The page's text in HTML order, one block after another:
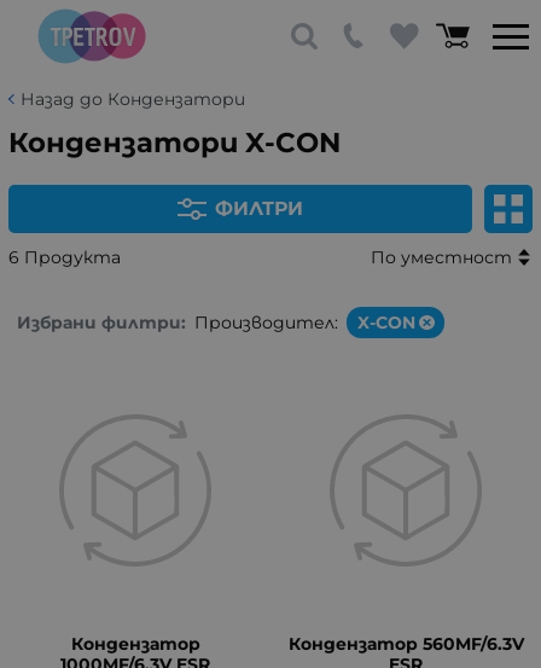
Назад до Кондензатори
Кондензатори X-CON
ФИЛТРИ
6 Продукта По уместност
Избрани филтри: Производител: X-CON
Кондензатор
Кондензатор 560MF/6.3V